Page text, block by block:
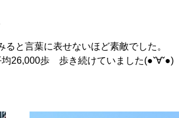
と言葉に表せないほど素敵でした。
均26,000歩 歩き続けていました(●ˇ∀ˇ●)